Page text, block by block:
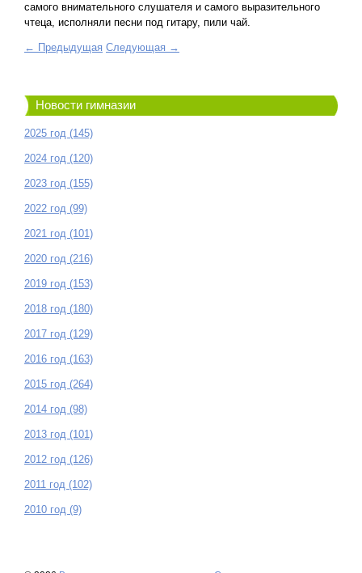
самого внимательного слушателя и самого выразительного
чтеца, исполняли песни под гитару, пили чай.
← Предыдущая Следующая →
Новости гимназии
2025 год (145)
2024 год (120)
2023 год (155)
2022 год (99)
2021 год (101)
2020 год (216)
2019 год (153)
2018 год (180)
2017 год (129)
2016 год (163)
2015 год (264)
2014 год (98)
2013 год (101)
2012 год (126)
2011 год (102)
2010 год (9)